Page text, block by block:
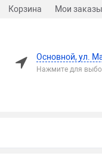
Корзина Мои заказы
Основной, ул.
Нажмите для